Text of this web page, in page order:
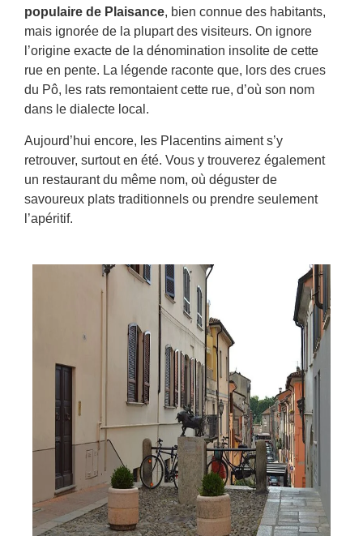
populaire de Plaisance, bien connue des habitants,
mais ignorée de la plupart des visiteurs. On ignore
l’origine exacte de la dénomination insolite de cette
rue en pente. La légende raconte que, lors des crues
du Pô, les rats remontaient cette rue, d’où son nom
dans le dialecte local.
Aujourd’hui encore, les Placentins aiment s’y
retrouver, surtout en été. Vous y trouverez également
un restaurant du même nom, où déguster de
savoureux plats traditionnels ou prendre seulement
l’apéritif.